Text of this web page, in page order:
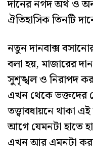
দানের নগদ অর্থ ও
ঐতিহাসিক তিনটি
নতুন দানবাক্স
বলা হয়, মাজারের
সুশৃঙ্খল ও নিরাপদ
এখন থেকে ভক্তদের
তত্ত্বাবধায়নে থাকা
আগে যেমনটা হাতে
এখন আর এমনটা করা